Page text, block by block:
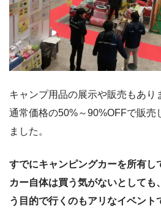
キャンプ用品の展示や販売もあり
通常価格の50%～90%OFFで販売
ました。
すでにキャンピングカーを所有し
カー自体は買う気がないとしても
う目的で行くのもアリなイベント